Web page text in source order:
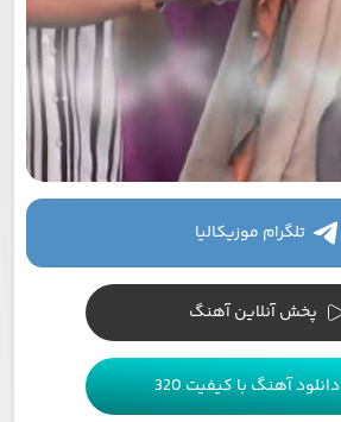
تلگرام موزیکالیا
پخش آنلاین آهنگ
دانلود آهنگ با کیفیت 320